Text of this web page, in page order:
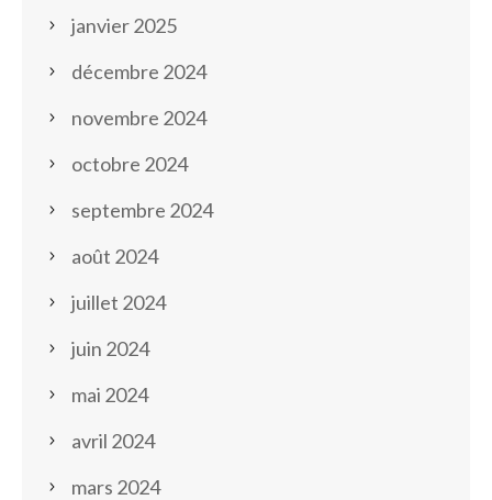
janvier 2025
décembre 2024
novembre 2024
octobre 2024
septembre 2024
août 2024
juillet 2024
juin 2024
mai 2024
avril 2024
mars 2024